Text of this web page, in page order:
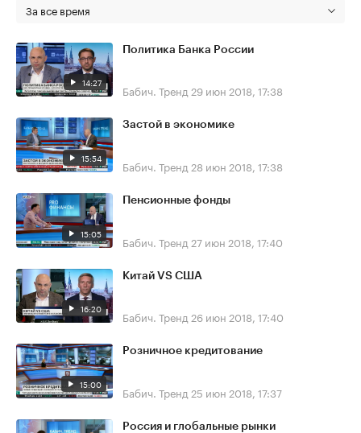
За все время
14:27
Политика Банка России
Бабич. Тренд 29 июн 2018, 17:38
15:54
Застой в экономике
Бабич. Тренд 28 июн 2018, 17:38
15:05
Пенсионные фонды
Бабич. Тренд 27 июн 2018, 17:40
16:20
Китай VS США
Бабич. Тренд 26 июн 2018, 17:40
15:00
Розничное кредитование
Бабич. Тренд 25 июн 2018, 17:37
Россия и глобальные рынки